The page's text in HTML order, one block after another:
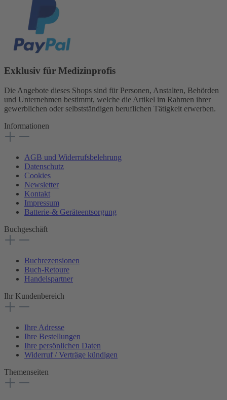
Exklusiv für Medizinprofis
Die Angebote dieses Shops sind für Personen, Anstalten, Behörden
und Unternehmen bestimmt, welche die Artikel im Rahmen ihrer
gewerblichen oder selbstständigen beruflichen Tätigkeit erwerben.
Informationen
AGB und Widerrufsbelehrung
Datenschutz
Cookies
Newsletter
Kontakt
Impressum
Batterie-& Geräteentsorgung
Buchgeschäft
Buchrezensionen
Buch-Retoure
Handelspartner
Ihr Kundenbereich
Ihre Adresse
Ihre Bestellungen
Ihre persönlichen Daten
Widerruf / Verträge kündigen
Themenseiten